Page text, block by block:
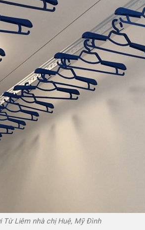
Từ Liêm nhà chị Huệ, Mỹ Đình